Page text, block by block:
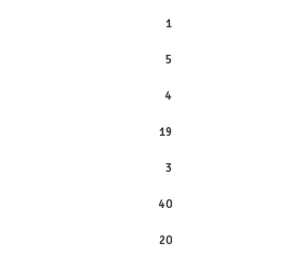
1
5
4
19
3
40
20